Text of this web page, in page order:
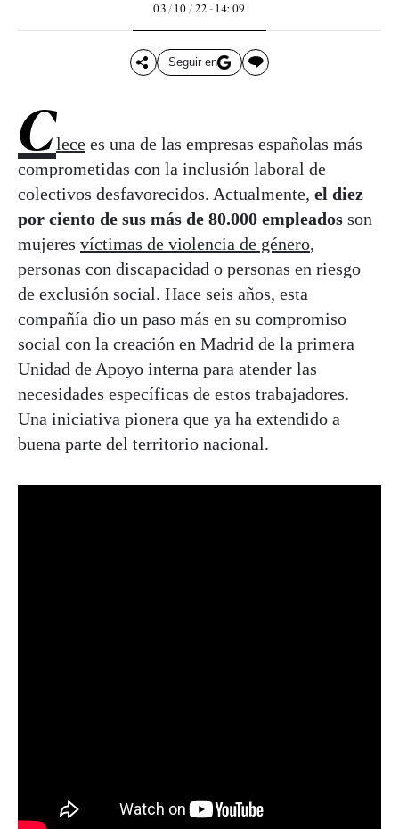
03 / 10 / 22 - 14: 09
Seguir en
Clece es una de las empresas españolas más
comprometidas con la inclusión laboral de
colectivos desfavorecidos. Actualmente, el diez
por ciento de sus más de 80.000 empleados son
mujeres víctimas de violencia de género,
personas con discapacidad o personas en riesgo
de exclusión social. Hace seis años, esta
compañía dio un paso más en su compromiso
social con la creación en Madrid de la primera
Unidad de Apoyo interna para atender las
necesidades específicas de estos trabajadores.
Una iniciativa pionera que ya ha extendido a
buena parte del territorio nacional.